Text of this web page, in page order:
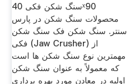
سنگ شکن فکی 40ˣ90
محصولات سنگ شکن در پارس
سنتر. سنگ شکن فک سنگ شکن
فکی (Jaw Crusher) از
مهمترین نوع سنگ شکن ها است
که معمولاً به عنوان سنگ شکن
اولیه در معادن مورد بهره برداری